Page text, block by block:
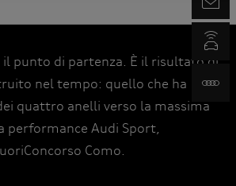
il punto di partenza. È il risultato di
nel tempo: quello che ha
quattro anelli verso la massima
performance Audi Sport,
Como.
www.audi.it